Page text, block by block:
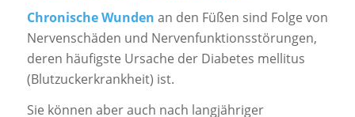
Chronische Wunden an den Füßen sind Folge von
Nervenschäden und Nervenfunktionsstörungen,
deren häufigste Ursache der Diabetes mellitus
(Blutzuckerkrankheit) ist.
Sie können aber auch nach langjähriger